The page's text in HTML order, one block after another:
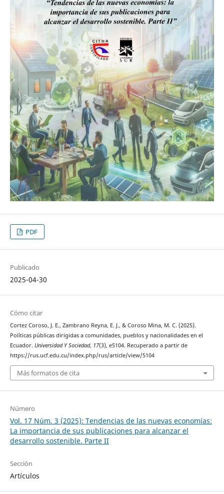
PDF
Publicado
2025-04-30
Cómo citar
Cortez Coroso, J. E., Zambrano Reyna, E. J., & Coroso Mina, M. C. (2025).
Políticas públicas dirigidas a comunidades, pueblos y nacionalidades en el
Ecuador. Universidad Y Sociedad, 17(3), e5104. Recuperado a partir de
https://rus.ucf.edu.cu/index.php/rus/article/view/5104
Más formatos de cita
Número
Vol. 17 Núm. 3 (2025): Tendencias de las nuevas economías:
La importancia de sus publicaciones para alcanzar el
desarrollo sostenible. Parte II
Sección
Artículos